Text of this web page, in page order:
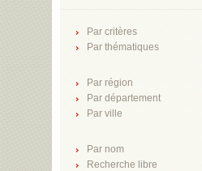
Par critères
Par thématiques
Par région
Par département
Par ville
Par nom
Recherche libre